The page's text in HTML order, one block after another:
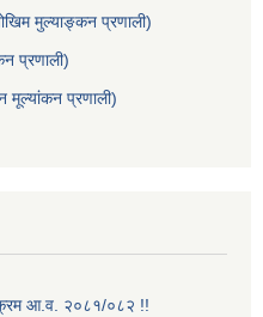
मुल्याङ्कन प्रणाली)
प्रणाली)
मूल्यांकन प्रणाली)
आ.व. २०८१/०८२ !!